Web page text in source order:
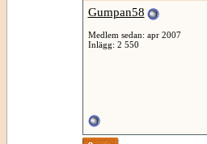
Gumpan58
Medlem sedan: apr 2007
Inlägg: 2 550